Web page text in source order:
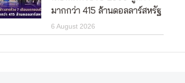
มากกว่า 415 ล้านดอลลาร์สหรัฐ
6 August 2026